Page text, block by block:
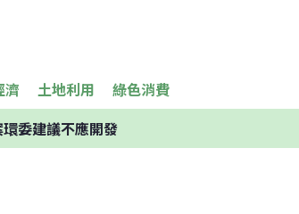
濟 土地利用 綠色消費
委建議不應開發